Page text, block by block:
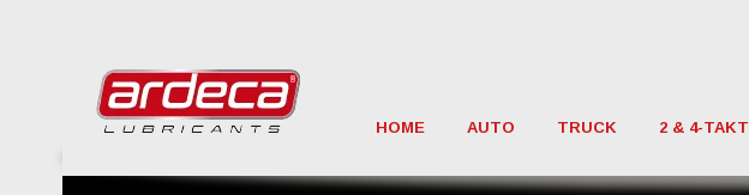
HOME AUTO TRUCK 2 & 4-TAKT